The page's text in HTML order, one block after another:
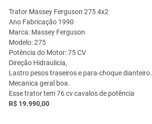
Trator Massey Ferguson 275 4x2
Ano Fabricação 1990
Marca: Massey Ferguson
Modelo: 275
Potência do Motor: 75 CV
Direção Hidraulicia,
Lastro pesos traseiros e para-choque dianteiro.
Mecanica geral boa.
Esse trator tem 76 cv cavalos de potência
R$ 19.990,00